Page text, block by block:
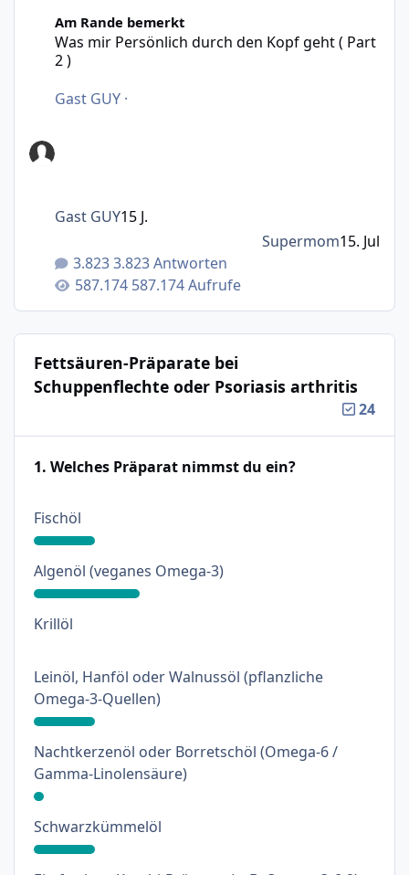
Am Rande bemerkt
Was mir Persönlich durch den Kopf geht ( Part
2 )
Gast GUY ·
3.823 Antworten
587.174 Aufrufe
Gast GUY15 J.
Supermom15. Jul
Fettsäuren-Präparate bei
Schuppenflechte oder Psoriasis arthritis
24
1. Welches Präparat nimmst du ein?
Fischöl: 18%
Algenöl (veganes Omega-3): 31%
Krillöl: 0%
Leinöl, Hanföl oder Walnussöl (pflanzliche
Omega-3-Quellen): 18%
Nachtkerzenöl oder Borretschöl (Omega-6 /
Gamma-Linolensäure): 3%
Schwarzkümmelöl: 18%